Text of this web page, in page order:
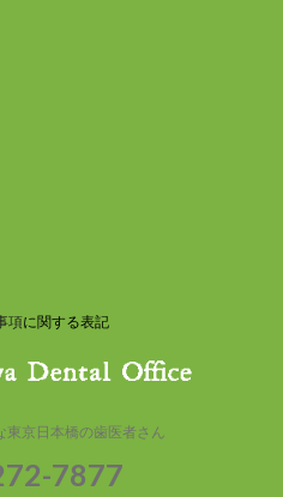
項に関する表記
東京日本橋の歯医者さん
7877